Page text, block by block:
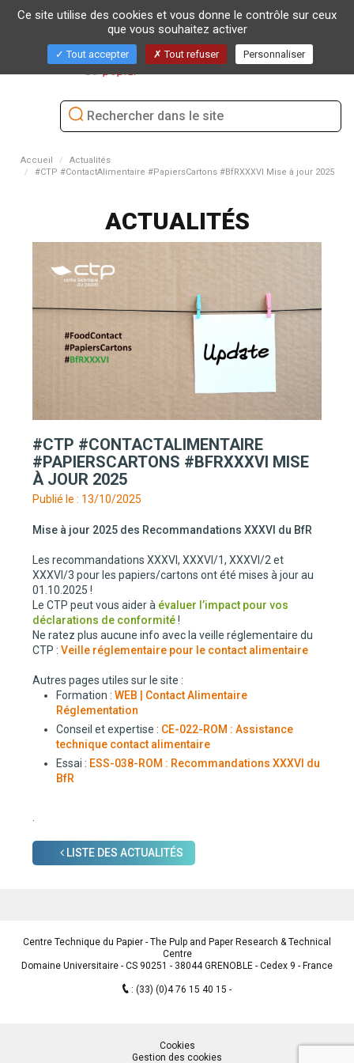
Accueil
Actualités
#CTP #ContactAlimentaire #PapiersCartons #BfRXXXVI Mise à jour 2025
ACTUALITÉS
#CTP #CONTACTALIMENTAIRE
#PAPIERSCARTONS #BFRXXXVI MISE
À JOUR 2025
Publié le : 13/10/2025
Mise à jour 2025 des Recommandations XXXVI du BfR
Les recommandations XXXVI, XXXVI/1, XXXVI/2 et
XXXVI/3 pour les papiers/cartons ont été mises à jour au
01.10.2025 !
Le CTP peut vous aider à évaluer l’impact pour vos
déclarations de conformité!
Ne ratez plus aucune info avec la veille réglementaire du
CTP : Veille réglementaire pour le contact alimentaire
Autres pages utiles sur le site :
Formation : WEB | Contact Alimentaire
Réglementation
Conseil et expertise : CE-022-ROM : Assistance
technique contact alimentaire
Essai : ESS-038-ROM : Recommandations XXXVI du
BfR
LISTE DES ACTUALITÉS
Centre Technique du Papier - The Pulp and Paper Research & Technical
Centre
Domaine Universitaire - CS 90251 - 38044 GRENOBLE - Cedex 9 - France
: (33) (0)4 76 15 40 15
Cookies
Gestion des cookies
Ce site utilise des cookies et vous donne le contrôle sur ceux
que vous souhaitez activer
Tout accepter Tout refuser Personnaliser